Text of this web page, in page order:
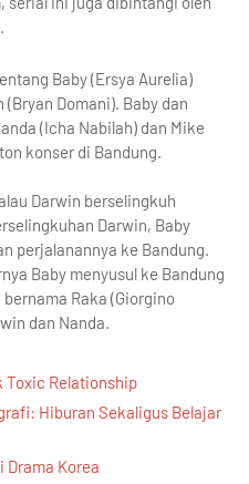
Baby (Ersya Aurelia)
Domani). Baby dan
(Icha Nabilah) dan Mike
konser di Bandung.
Darwin berselingkuh
Darwin, Baby
perjalanannya ke Bandung.
Baby menyusul ke Bandung
Raka (Giorgino
dan Nanda.
Toxic Relationship
Hiburan Sekaligus Belajar
Drama Korea